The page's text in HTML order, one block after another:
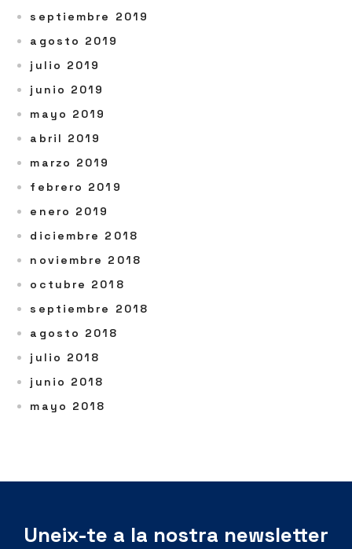
septiembre 2019
agosto 2019
julio 2019
junio 2019
mayo 2019
abril 2019
marzo 2019
febrero 2019
enero 2019
diciembre 2018
noviembre 2018
octubre 2018
septiembre 2018
agosto 2018
julio 2018
junio 2018
mayo 2018
Uneix-te a la nostra newsletter